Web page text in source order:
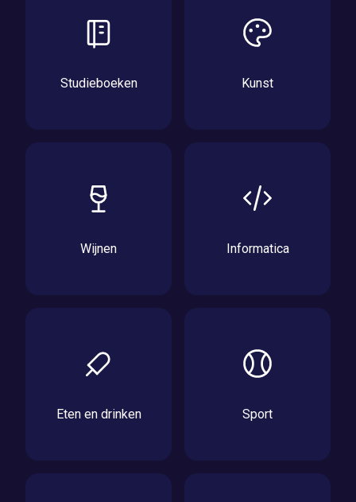
Studieboeken Kunst
Wijnen Informatica
Eten en drinken Sport